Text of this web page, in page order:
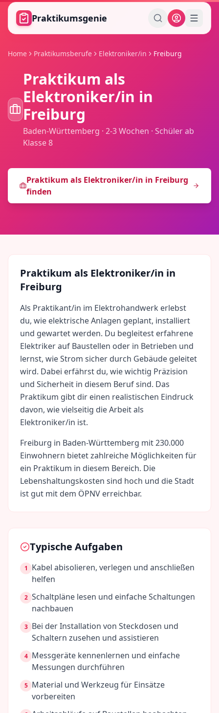
Zum Hauptinhalt springen
Praktikumsgenie
Home Praktikumsberufe Elektroniker/in Freiburg
Praktikum als
Elektroniker/in in
Freiburg
Baden-Württemberg · 2-3 Wochen · Schüler ab
Klasse 8
Praktikum als Elektroniker/in in Freiburg
finden
Praktikum als Elektroniker/in in
Freiburg
Als Praktikant/in im Elektrohandwerk erlebst
du, wie elektrische Anlagen geplant, installiert
und gewartet werden. Du begleitest erfahrene
Elektriker auf Baustellen oder in Betrieben und
lernst, wie Strom sicher durch Gebäude geleitet
wird. Dabei erfährst du, wie wichtig Präzision
und Sicherheit in diesem Beruf sind. Das
Praktikum gibt dir einen realistischen Eindruck
davon, wie vielseitig die Arbeit als
Elektroniker/in ist.
Freiburg in Baden-Württemberg mit230.000
Einwohnern bietet zahlreiche Möglichkeiten für
ein Praktikum in diesem Bereich. Die
Lebenshaltungskosten sind hoch und die Stadt
ist gut mit dem ÖPNV erreichbar.
Typische Aufgaben
1
Kabel abisolieren, verlegen und anschließen
helfen
2 Schaltpläne lesen und einfache Schaltungen
nachbauen
3 Bei der Installation von Steckdosen und
Schaltern zusehen und assistieren
4 Messgeräte kennenlernen und einfache
Messungen durchführen
5 Material und Werkzeug für Einsätze
vorbereiten